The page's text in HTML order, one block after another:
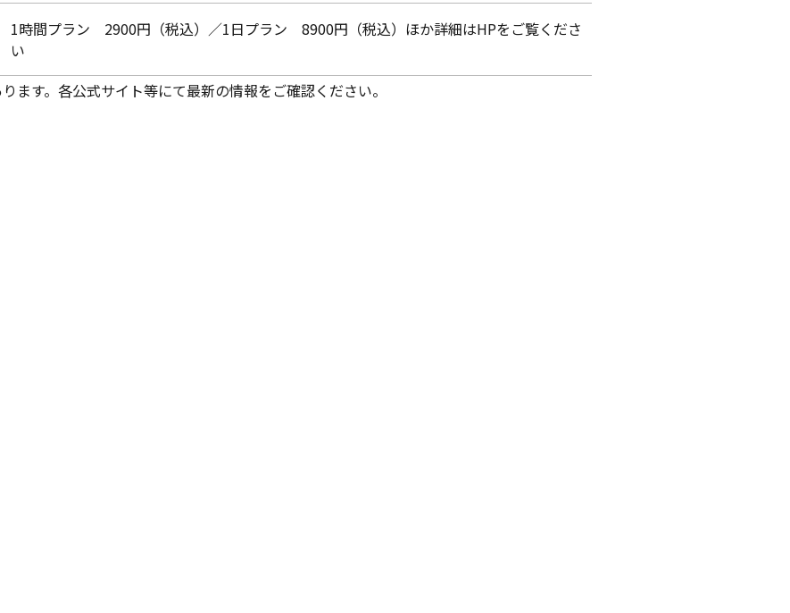
1時間プラン 2900円（税込）／1日プラン 8900円（税込）ほか詳細はHPをご覧くださ
い
ます。各公式サイト等にて最新の情報をご確認ください。